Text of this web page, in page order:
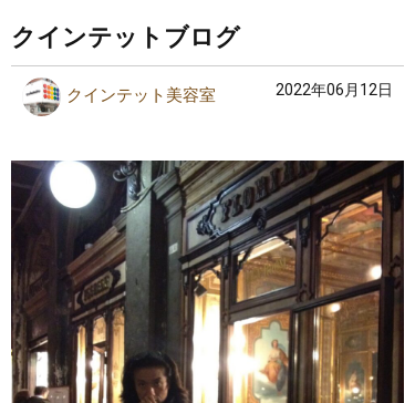
クインテットブログ
クインテット美容室 2022年06月12日